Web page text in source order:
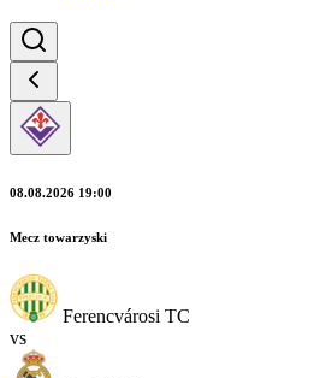
08.08.2026 19:00
Mecz towarzyski
Ferencvárosi TC
vs